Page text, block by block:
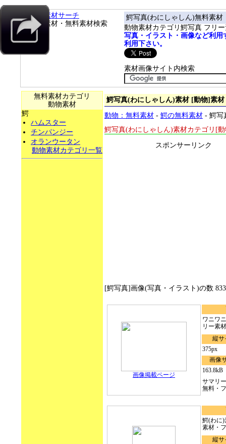
フリー素材サーチ
フリー素材・無料素材検索
鰐写真(わにしゃしん)無料素材
動物素材カテゴリ鰐写真 フリ
写真・イラスト・画像など利
利用下さい。
素材画像サイト内検索
無料素材カテゴリ
動物素材
鰐
ハムスター
チンパンジー
オランウータン
動物素材カテゴリ一覧
鰐写真(わにしゃしん)素材 [動物]素
動物：無料素材 - 鰐の無料素材 - 鰐写
鰐写真(わにしゃしん)素材カテゴリ[
スポンサーリンク
[鰐写真]画像(写真・イラスト)の数
画像掲載ページ
ワニワ
リー素
縦サ
375px
画像
163.8kB
サマリ
無料・
鰐(わに)
素材・
縦サ